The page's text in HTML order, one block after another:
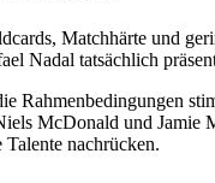
Matchhärte und
Nadal tatsächlich
McDonald und Jamie
nachrücken.